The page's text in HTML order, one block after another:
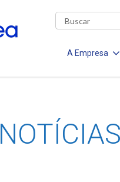
A Empresa
NOTÍCIAS